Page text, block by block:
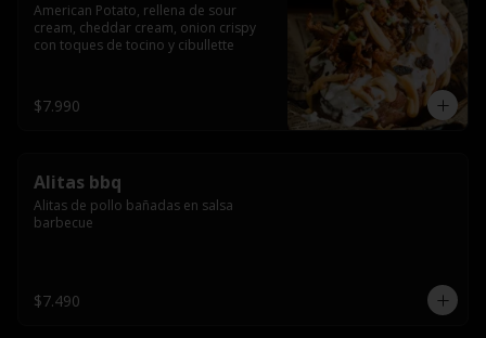
American Potato, rellena de sour
cream, cheddar cream, onion crispy
con toques de tocino y cibullette
$7.990
Alitas bbq
Alitas de pollo bañadas en salsa
barbecue
$7.490